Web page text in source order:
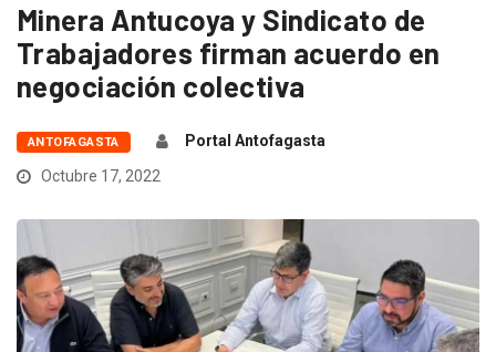
Minera Antucoya y Sindicato de
Trabajadores firman acuerdo en
negociación colectiva
ANTOFAGASTA
Portal Antofagasta
Octubre 17, 2022